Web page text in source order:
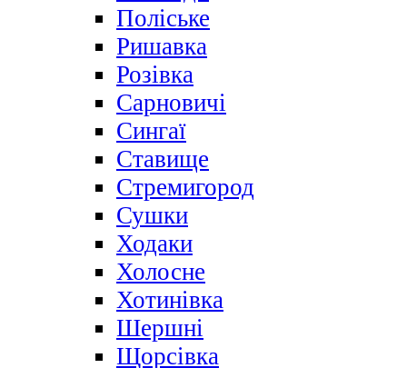
Поліське
Ришавка
Розівка
Сарновичі
Сингаї
Ставище
Стремигород
Сушки
Ходаки
Холосне
Хотинівка
Шершні
Щорсівка